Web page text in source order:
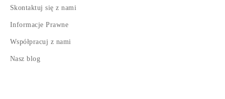
Skontaktuj się z nami
Informacje Prawne
Współpracuj z nami
Nasz blog